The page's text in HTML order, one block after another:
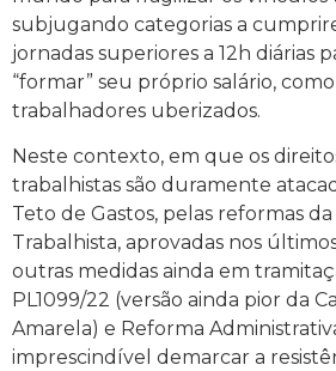
subjugando categorias a
jornadas superiores a 12h diárias
“formar” seu próprio salário,
trabalhadores uberizados.
Neste contexto, em que os
trabalhistas são duramente
Teto de Gastos, pelas reformas
Trabalhista, aprovadas nos
outras medidas ainda em
PL1099/22 (versão ainda pior da
Amarela) e Reforma
imprescindível demarcar a